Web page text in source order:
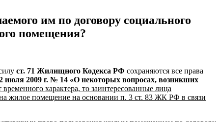
им по договору социального
помещения?
ст. 71 Жилищного Кодекса РФ сохраняются все права
2009 г. № 14 «О некоторых вопросах, возникших
характера, то заинтересованные лица
жилое помещение на основании п. 3 ст. 83 ЖК РФ в связи